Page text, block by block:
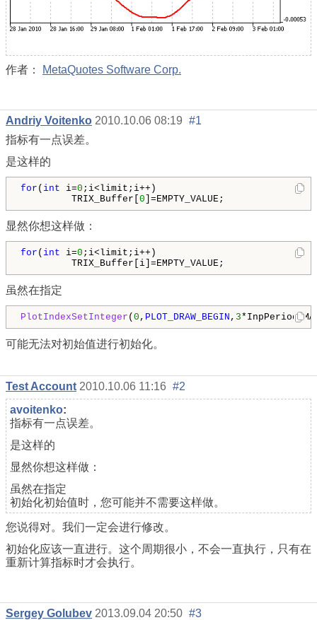
作者： MetaQuotes Software Corp.
Andriy Voitenko 2010.10.06 08:19 #1
指标有一点误差。
是这样的
for ( int i=0 ;i<limit;i++)
         TRIX_Buffer[
0 ]=EMPTY_VALUE;
显然你想这样做：
for ( int i=0 ;i<limit;i++)
         TRIX_Buffer[i]=
EMPTY_VALUE;
虽然在指定
PlotIndexSetInteger ( 0 , PLOT_DRAW_BEGIN , 3
可能无法对初始值进行初始化。
Test Account 2010.10.06 11:16 #2
avoitenko:
指标有一点误差。
是这样的
显然你想这样做：
虽然在指定
初始化初始值时，您可能并不需要这样做。
您说得对。我们一定会进行修改。
初始化应该一直进行。这个周期很小，不会一直执行，只有在
重新计算指标时才会执行。
Sergey Golubev 2013.09.04 20:50 #3